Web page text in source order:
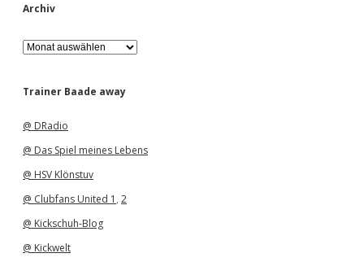
Archiv
A
r
h
Trainer Baade away
@ DRadio
@ Das Spiel meines Lebens
@ HSV Klönstuv
@ Clubfans United 1 , 2
@ Kickschuh-Blog
@ Kickwelt